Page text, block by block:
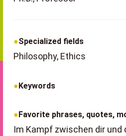
Specialized fields
Philosophy, Ethics
Keywords
Favorite phrases, quotes,
Im Kampf zwischen dir und